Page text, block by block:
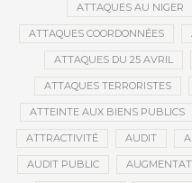
ATTAQUES AU NIGER
ATTAQUES COORDONNÉES
ATTAQUES DU 25 AVRIL
ATTAQUES TERRORISTES
ATTEINTE AUX BIENS PUBLICS
ATTRACTIVITÉ AUDIT
AUDIT PUBLIC